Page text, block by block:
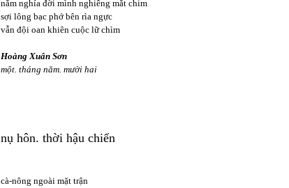
nằm nghía đời mình nghiêng mắt chim
sợi lông bạc phớ bên rìa ngực
vẫn đội oan khiên cuộc lữ chìm
Hoàng Xuân Sơn
một. tháng năm. mười hai
nụ hôn. thời hậu chiến
cà-nông ngoài mặt trận